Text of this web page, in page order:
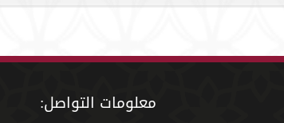
معلومات التواصل: